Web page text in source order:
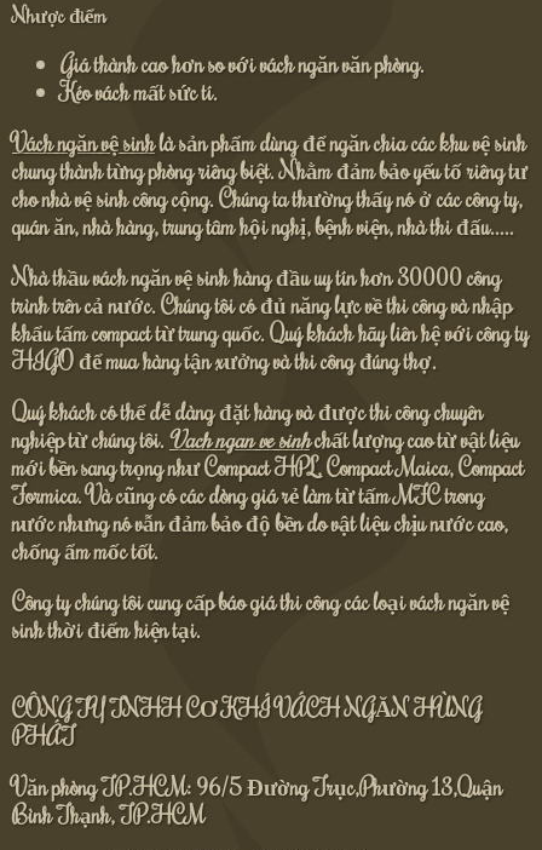
Nhược điểm
Giá thành cao hơn so với vách ngăn văn phòng.
Kéo vách mất sức tí.
Vách ngăn vệ sinhlà sản phẩm dùng để ngăn chia các khu vệ sinh
chung thành từng phòng riêng biệt. Nhằm đảm bảo yếu tố riêng tư
cho nhà vệ sinh công cộng. Chúng ta thường thấy nó ở các công ty,
quán ăn, nhà hàng, trung tâm hội nghị, bệnh viện, nhà thi đấu.....
Nhà thầu vách ngăn vệ sinh hàng đầu uy tín hơn 30000 công
trình trên cả nước. Chúng tôi có đủ năng lực về thi công và nhập
khẩu tấm compact từ trung quốc. Quý khách hãy liên hệ với công ty
HIGO để mua hàng tận xưởng và thi công đúng thợ.
Quý khách có thể dễ dàng đặt hàng và được thi công chuyên
nghiệp từ chúng tôi.Vach ngan ve sinhchất lượng cao từ vật liệu
mới bền sang trọng như Compact HPL, Compact Maica, Compact
Formica. Và cũng có các dòng giá rẻ làm từ tấm MFC trong
nước nhưng nó vẫn đảm bảo độ bền do vật liệu chịu nước cao,
chống ẩm mốc tốt.
Công ty chúng tôi cung cấp báo giá thi công các loại vách ngăn vệ
sinh thời điểm hiện tại.
CÔNG TY TNHH CƠ KHÍ VÁCH NGĂN HÙNG
PHÁT
Văn phòng TP.HCM: 96/5 Đường Trục,Phường 13,Quận
Bình Thạnh, TP.HCM